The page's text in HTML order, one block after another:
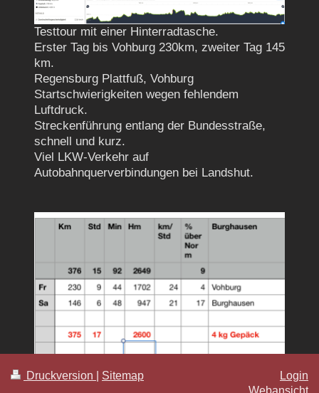
Testtour mit einer Hinterradtasche.
Erster Tag bis Vohburg 230km, zweiter Tag 145
km.
Regensburg Plattfuß, Vohburg
Startschwierigkeiten wegen fehlendem
Luftdruck.
Streckenführung entlang der Bundesstraße,
schnell und kurz.
Viel LKW-Verkehr auf
Autobahnquerverbindungen bei Landshut.
Druckversion Sitemap
Login
Webansicht